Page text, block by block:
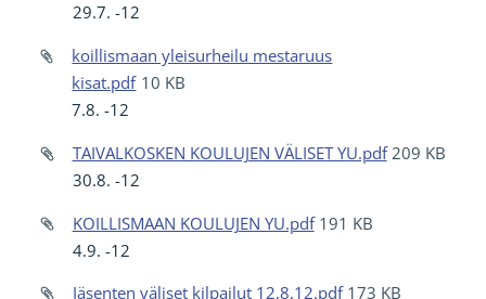
29.7. -12
koillismaan yleisurheilu mestaruus
kisat.pdf 10 KB
7.8. -12
TAIVALKOSKEN KOULUJEN VÄLISET YU.pdf 209 KB
30.8. -12
KOILLISMAAN KOULUJEN YU.pdf 191 KB
4.9. -12
Jäsenten väliset kilpailut 12,8,12.pdf 173 KB